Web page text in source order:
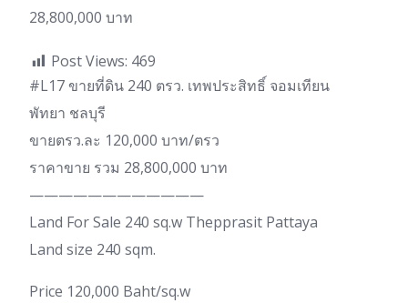
28,800,000 บาท
Post Views: 469
#L17 ขายที่ดิน 240 ตรว. เทพประสิทธิ์ จอมเทียน
พัทยา ชลบุรี
ขายตรว.ละ 120,000 บาท/ตรว
ราคาขาย รวม 28,800,000 บาท
————————————
Land For Sale 240 sq.w Thepprasit Pattaya
Land size 240 sqm.
Price 120,000 Baht/sq.w